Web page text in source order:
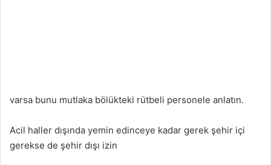
varsa bunu mutlaka bölükteki rütbeli personele anlatın.
Acil haller dışında yemin edinceye kadar gerek şehir içi
gerekse de şehir dışı izin